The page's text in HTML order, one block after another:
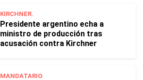
KIRCHNER.
Presidente argentino echa a
ministro de producción tras
acusación contra Kirchner
MANDATARIO.